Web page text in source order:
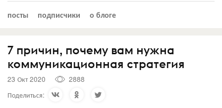
посты подписчики о блоге
7 причин, почему вам нужна
коммуникационная стратегия
23 Окт 2020
2888
Поделиться: